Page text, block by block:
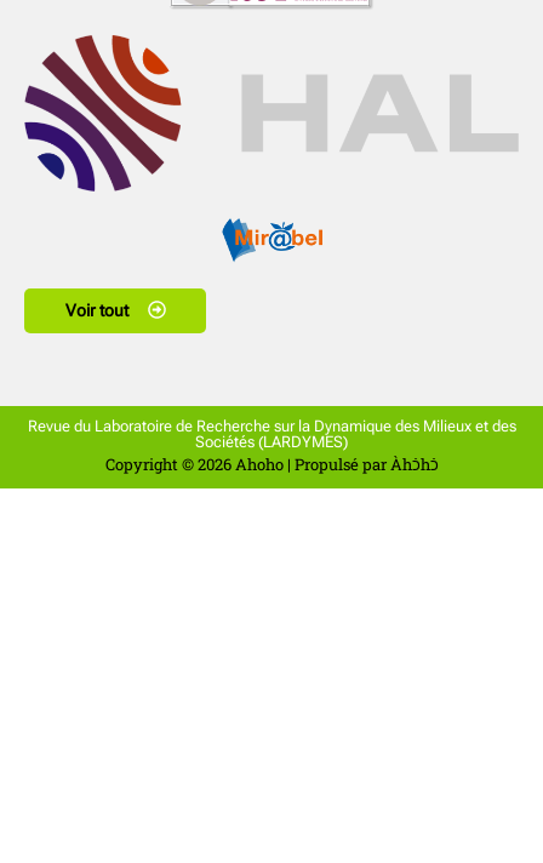
Voir tout
Revue du Laboratoire de Recherche sur la Dynamique des Milieux et des
Sociétés (LARDYMES)
Copyright © 2026 Ahoho | Propulsé par Àhכֿhכֿ